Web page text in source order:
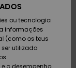
ou tecnologia
informações
(como os teus
utilizada
o desempenho